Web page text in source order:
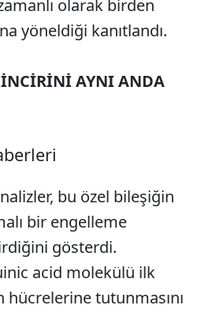
olarak birden
yöneldiği kanıtlandı.
AYNI ANDA
bu özel bileşiğin
bir engelleme
gösterdi.
acid molekülü ilk
tutunmasını